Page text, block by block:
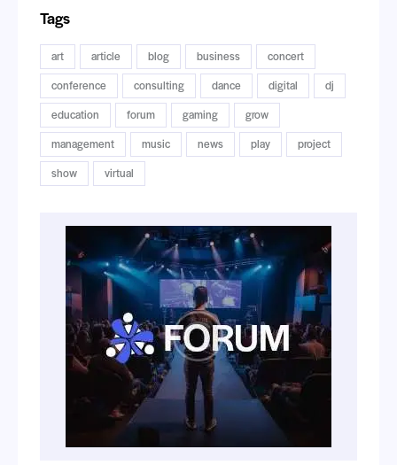
Tags
art article blog business
concert
conference
consulting dance digital
dj
education
forum gaming
grow
management
music news play
project
show
virtual